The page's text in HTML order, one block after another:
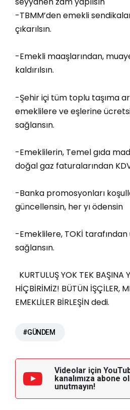
-TBMM’den emekli
çıkarılsın.
-Emekli maaşlarından,
kaldırılsın.
-Şehir içi tüm toplu taşıma
emeklilere ve eşlerine
sağlansın.
-Emeklilerin, Temel gıda
doğal gaz faturalarından KDV
-Banka promosyonları
güncellensin, her yı ödensin
-Emeklilere, TOKİ
sağlansın.
KURTULUŞ YOK TEK BAŞINA
HİÇBİRİMİZ! BÜTÜN İŞÇİLER,
EMEKLİLER BİRLEŞİN dedi.
#GÜNDEM
Videolar için
kanalımıza abone
unutmayın!